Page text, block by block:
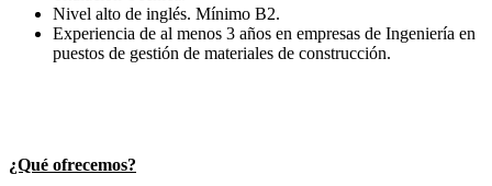
Nivel alto de inglés. Mínimo B2.
Experiencia de al menos 3 años en empresas de Ingeniería en
puestos de gestión de materiales de construcción.
¿Qué ofrecemos?